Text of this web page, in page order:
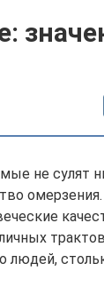
не сулят
людей,